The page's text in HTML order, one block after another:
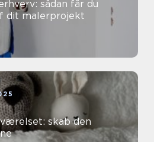
sådan får du
dit malerprojekt
skab den